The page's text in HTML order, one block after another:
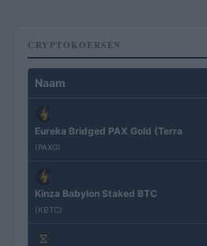
CRYPTOKOERSEN
Naam
Eureka Bridged PAX Gold (Terra
(PAXG)
Kinza Babylon Staked BTC
(KBTC)